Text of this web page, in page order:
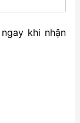
khi nhận